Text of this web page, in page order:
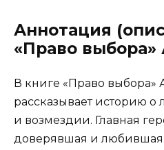
Аннотация
«Право выбора»
В книге «Право выбора»
рассказывает историю о
и возмездии. Главная
доверявшая и любившая